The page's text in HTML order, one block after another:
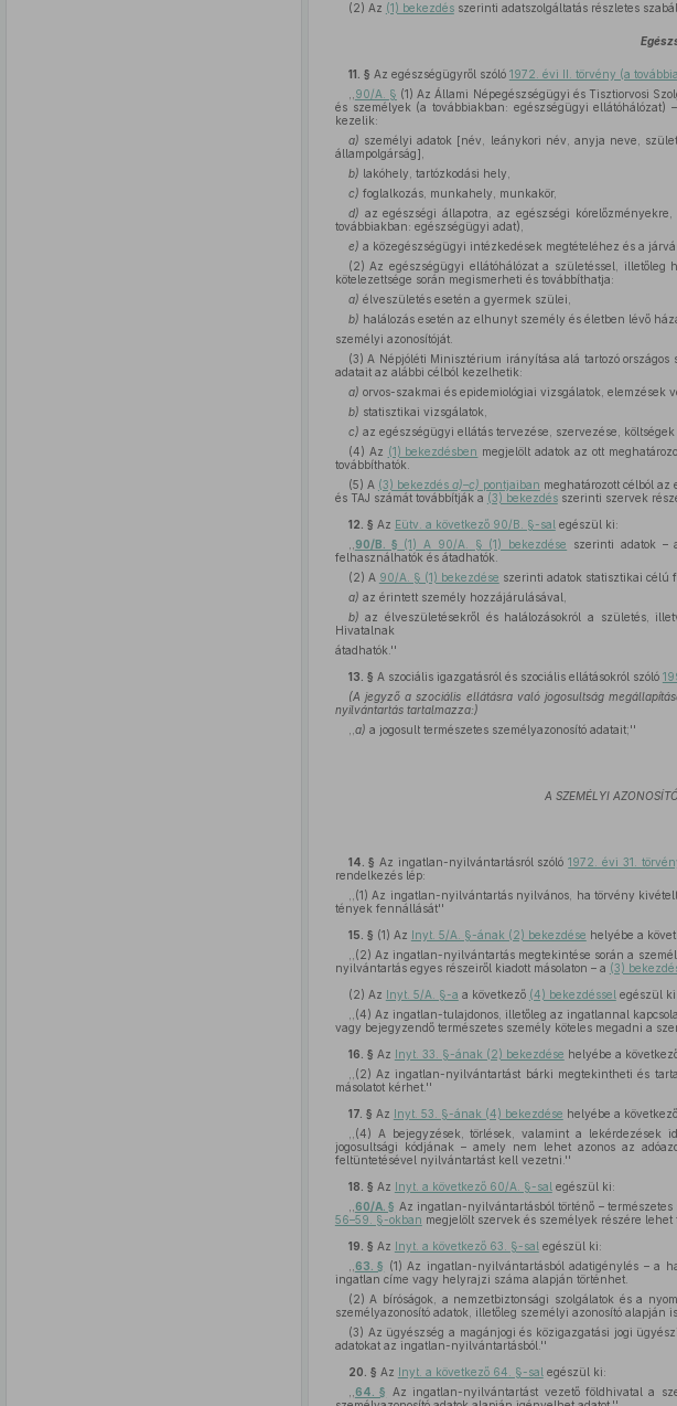
(2) Az (1) bekezdésszerinti adatszolgáltatás részletes
11. § Az egészségügyről szóló 1972. évi II. törvény (a
90/A. § (1) Az Állami Népegészségügyi és Tisztiorvosi
és személyek (a továbbiakban: egészségügyi
kezelik:
a) személyi adatok [név, leánykori név, anyja neve,
állampolgárság],
b) lakóhely, tartózkodási hely,
c) foglalkozás, munkahely, munkakör,
d) az egészségi állapotra, az egészségi
továbbiakban: egészségügyi adat),
e) a közegészségügyi intézkedések megtételéhez és a
(2) Az egészségügyi ellátóhálózat a születéssel, illetőleg
kötelezettsége során megismerheti és továbbíthatja:
a) élveszületés esetén a gyermek szülei,
b) halálozás esetén az elhunyt személy és életben lévő
személyi azonosítóját.
(3) A Népjóléti Minisztérium irányítása alá tartozó
adatait az alábbi célból kezelhetik:
a) orvos-szakmai és epidemiológiai vizsgálatok, elemzések
b) statisztikai vizsgálatok,
c) az egészségügyi ellátás tervezése, szervezése, költségek
(4) Az (1) bekezdésben megjelölt adatok az ott
továbbíthatók.
(5) A (3) bekezdés a)–c) pontjaiban meghatározott célból
és TAJ számát továbbítják a (3) bekezdésszerinti szervek
12. § Az Eütv. a következő 90/B. §-sal egészül ki:
90/B. § (1) A 90/A. § (1) bekezdése
szerinti adatok –
felhasználhatók és átadhatók.
(2) A 90/A. § (1) bekezdése szerinti adatok statisztikai célú
a) az érintett személy hozzájárulásával,
b) az élveszületésekről és halálozásokról a születés,
Hivatalnak
átadhatók.''
13. § A szociális igazgatásról és szociális ellátásokról szóló
(A jegyző a szociális ellátásra való jogosultság
nyilvántartás tartalmazza:)
a) a jogosult természetes személyazonosító adatait;''
A SZEMÉLYI
14. § Az ingatlan-nyilvántartásról szóló1972. évi 31.
rendelkezés lép:
,,(1) Az ingatlan-nyilvántartás nyilvános, ha törvény
tények fennállását''
15. § (1) Az Inyt. 5/A. §-ának (2) bekezdése helyébe a
,,(2) Az ingatlan-nyilvántartás megtekintése során a
nyilvántartás egyes részeiről kiadott másolaton – a (3)
(2) Az Inyt. 5/A. §-a a következő (4) bekezdéssel egészül ki:
,,(4) Az ingatlan-tulajdonos, illetőleg az ingatlannal
vagy bejegyzendő természetes személy köteles megadni a
16. § Az Inyt. 33. §-ának (2) bekezdése helyébe a
,,(2) Az ingatlan-nyilvántartást bárki megtekintheti és
másolatot kérhet.''
17. § Az Inyt. 53. §-ának (4) bekezdése helyébe a
,,(4) A bejegyzések, törlések, valamint a lekérdezések
jogosultsági kódjának – amely nem lehet azonos az
feltüntetésével nyilvántartást kell vezetni.''
18. § Az Inyt. a következő 60/A. §-sal egészül ki:
60/A. § Az ingatlan-nyilvántartásból történő – természetes
56–59. §-okban megjelölt szervek és személyek részére lehet
19. § Az Inyt. a következő 63. §-sal egészül ki:
63. § (1) Az ingatlan-nyilvántartásból adatigénylés – a
ingatlan címe vagy helyrajzi száma alapján történhet.
(2) A bíróságok, a nemzetbiztonsági szolgálatok és a
személyazonosító adatok, illetőleg személyi azonosító
(3) Az ügyészség a magánjogi és közigazgatási jogi
adatokat az ingatlan-nyilvántartásból.''
20. § Az Inyt. a következő 64. §-sal egészül ki:
64. § Az ingatlan-nyilvántartást vezető földhivatal a